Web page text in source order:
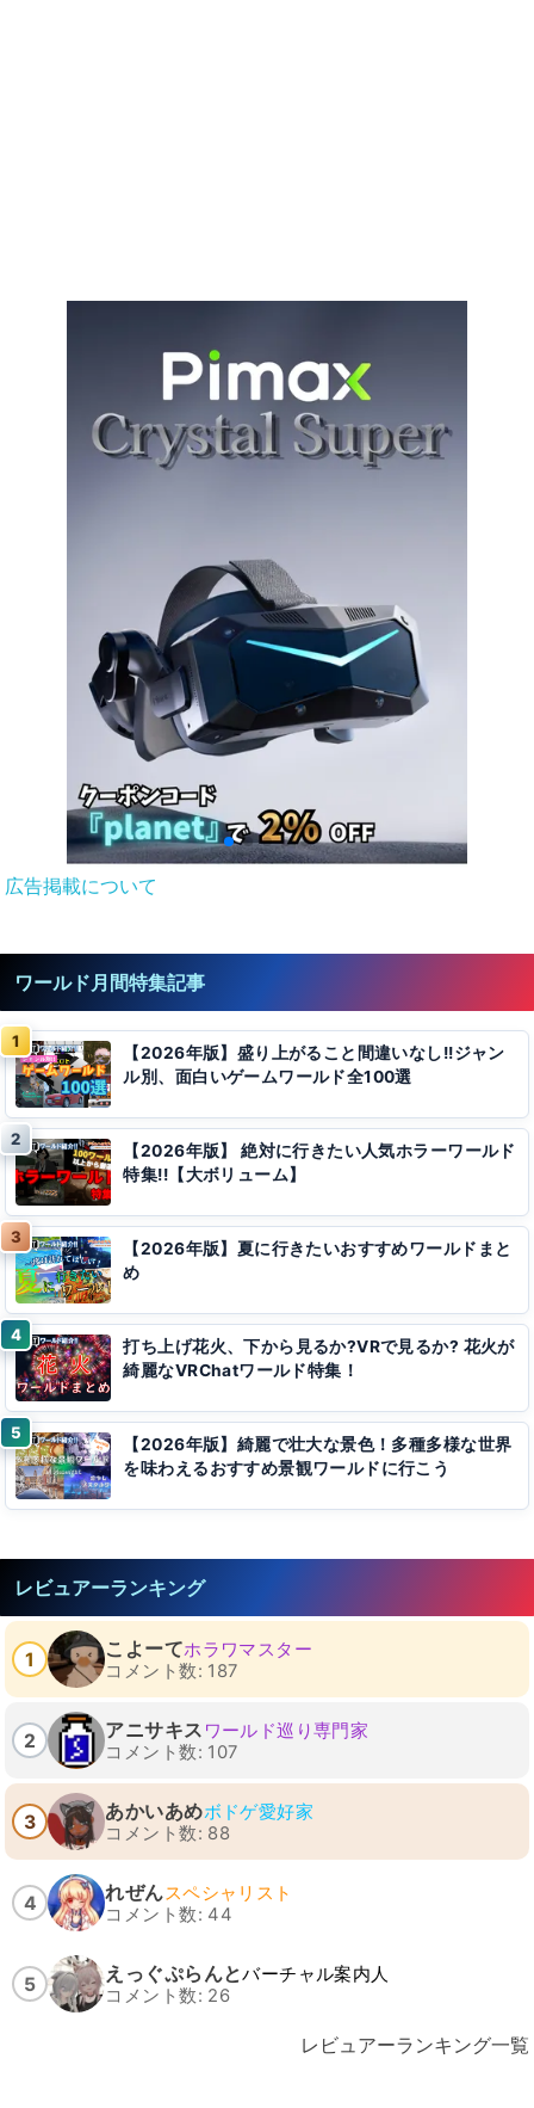
広告掲載について
ワールド月間特集記事
【2026年版】盛り上がること間違いなし!!ジャン
ル別、面白いゲームワールド全100選
【2026年版】 絶対に行きたい人気ホラーワールド
特集!!【大ボリューム】
【2026年版】夏に行きたいおすすめワールドまと
め
打ち上げ花火、下から見るか?VRで見るか? 花火が
綺麗なVRChatワールド特集！
【2026年版】綺麗で壮大な景色！多種多様な世界
を味わえるおすすめ景観ワールドに行こう
レビュアーランキング
1 こよーてホラワマスター
コメント数: 187
2 アニサキス ワールド巡り専門家
コメント数: 107
3 あかいあめボドゲ愛好家
コメント数: 88
4 れぜんスペシャリスト
コメント数: 44
5 えっぐぷらんとバーチャル案内人
コメント数: 26
レビュアーランキング一覧